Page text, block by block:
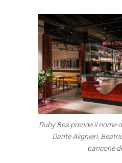
Ruby Bea prende il nome
Dante Alighieri,
bancone